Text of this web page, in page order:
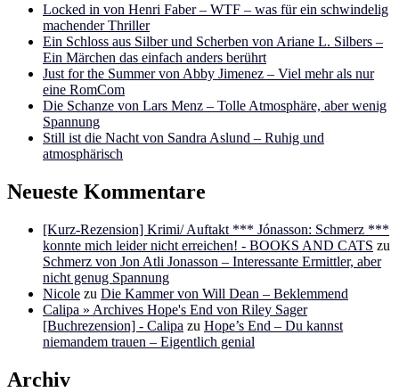
Locked in von Henri Faber – WTF – was für ein schwindelig
machender Thriller
Ein Schloss aus Silber und Scherben von Ariane L. Silbers –
Ein Märchen das einfach anders berührt
Just for the Summer von Abby Jimenez – Viel mehr als nur
eine RomCom
Die Schanze von Lars Menz – Tolle Atmosphäre, aber wenig
Spannung
Still ist die Nacht von Sandra Aslund – Ruhig und
atmosphärisch
Neueste Kommentare
[Kurz-Rezension] Krimi/ Auftakt *** Jónasson: Schmerz ***
konnte mich leider nicht erreichen! - BOOKS AND CATS zu
Schmerz von Jon Atli Jonasson – Interessante Ermittler, aber
nicht genug Spannung
Nicole zu Die Kammer von Will Dean – Beklemmend
Calipa » Archives Hope's End von Riley Sager
[Buchrezension] - Calipa zu Hope’s End – Du kannst
niemandem trauen – Eigentlich genial
Archiv